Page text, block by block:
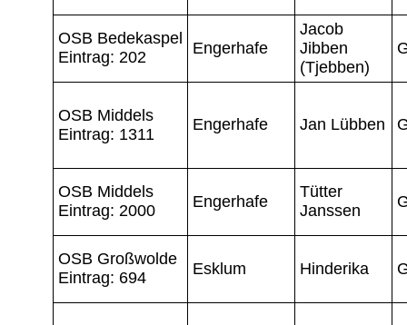
OSB Bedekaspel
Eintrag: 202
Engerhafe
Jacob
Jibben
(Tjebben)
OSB Middels
Eintrag: 1311
Engerhafe Jan Lübben
OSB Middels
Eintrag: 2000
Engerhafe
Tütter
Janssen
OSB Großwolde
Eintrag: 694
Esklum Hinderika